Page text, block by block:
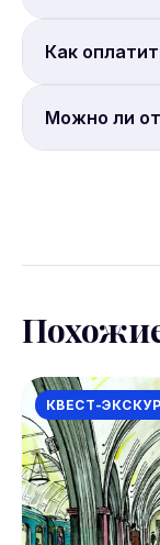
Место
Как
Онлайн-
Можно ли
КВЕСТ-